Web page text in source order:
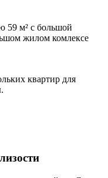
59 м² с большой
жилом комлексе
квартир для